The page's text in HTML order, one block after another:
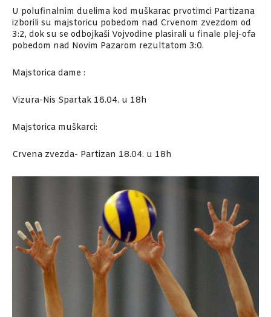
U polufinalnim duelima kod muškarac prvotimci Partizana
izborili su majstoricu pobedom nad Crvenom zvezdom od
3:2, dok su se odbojkaši Vojvodine plasirali u finale plej-ofa
pobedom nad Novim Pazarom rezultatom 3:0.
Majstorica dame :
Vizura-Nis Spartak 16.04. u 18h
Majstorica muškarci:
Crvena zvezda- Partizan 18.04. u 18h